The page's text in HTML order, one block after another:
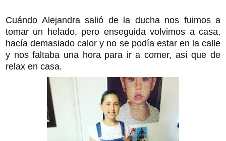
Cuándo Alejandra salió de la ducha nos fuimos a
tomar un helado, pero enseguida volvimos a casa,
hacía demasiado calor y no se podía estar en la calle
y nos faltaba una hora para ir a comer, así que de
relax en casa.